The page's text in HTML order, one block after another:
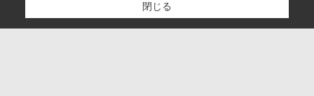
閉じる